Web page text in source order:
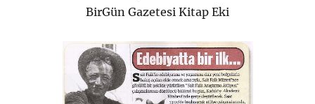
BirGün Gazetesi Kitap Eki